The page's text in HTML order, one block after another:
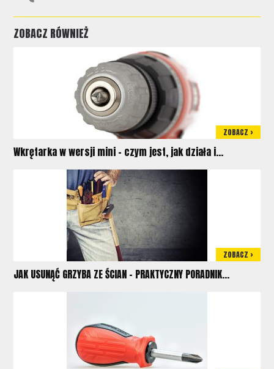
ZOBACZ RÓWNIEŻ
ZOBACZ >
Wkrętarka w wersji mini – czym jest, jak działa i...
ZOBACZ >
JAK USUNĄĆ GRZYBA ZE ŚCIAN - PRAKTYCZNY PORADNIK...